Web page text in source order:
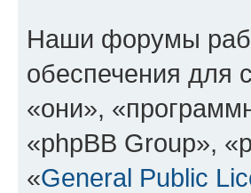
Наши форумы
обеспечения для
«они»,
«phpBB Group»,
«General Public